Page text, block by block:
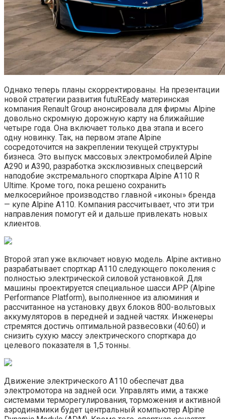
Однако теперь планы скорректированы. На презентации
новой стратегии развития futuREady материнская
компания Renault Group анонсировала для фирмы Alpine
довольно скромную дорожную карту на ближайшие
четыре года. Она включает только два этапа и всего
одну новинку. Так, на первом этапе Alpine
сосредоточится на закреплении текущей структуры
бизнеса. Это выпуск массовых электромобилей Alpine
A290 и A390, разработка эксклюзивных спецверсий
наподобие экстремального спорткара Alpine A110 R
Ultime. Кроме того, пока решено сохранить
мелкосерийное производство главной «иконы» бренда
— купе Alpine A110. Компания рассчитывает, что эти три
направления помогут ей и дальше привлекать новых
клиентов.
Второй этап уже включает новую модель. Alpine активно
разрабатывает спорткар A110 следующего поколения с
полностью электрической силовой установкой. Для
машины проектируется специальное шасси APP (Alpine
Performance Platform), выполненное из алюминия и
рассчитанное на установку двух блоков 800-вольтовых
аккумуляторов в передней и задней частях. Инженеры
стремятся достичь оптимальной развесовки (40:60) и
снизить сухую массу электрического спорткара до
целевого показателя в 1,5 тонны.
Движение электрического A110 обеспечат два
электромотора на задней оси. Управлять ими, а также
системами терморегулирования, торможения и активной
аэродинамики будет центральный компьютер Alpine